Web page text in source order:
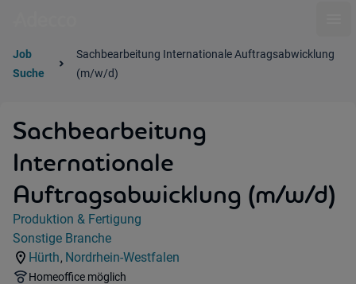
Job
Suche
Sachbearbeitung Internationale Auftragsabwicklung
(m/w/d)
Sachbearbeitung
Internationale
Auftragsabwicklung (m/w/d)
Jobdetails
Kategorie:
Produktion & Fertigung
Industry:
Sonstige Branche
Standorte:
Hürth,
Region:
Nordrhein-Westfalen
Remote Option:
Homeoffice möglich